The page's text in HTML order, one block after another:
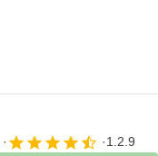
1.2.9